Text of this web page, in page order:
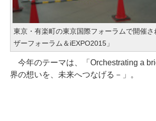
東京・有楽町の東京国際フォーラムで開催さ
ザーフォーラム＆iEXPO2015」
今年のテーマは、「Orchestrating a
界の想いを、未来へつなげる－」。